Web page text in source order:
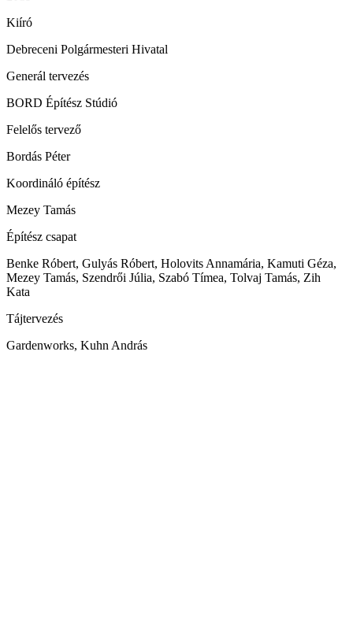
Kiíró
Debreceni Polgármesteri Hivatal
Generál tervezés
BORD Építész Stúdió
Felelős tervező
Bordás Péter
Koordináló építész
Mezey Tamás
Építész csapat
Benke Róbert, Gulyás Róbert, Holovits Annamária, Kamuti Géza,
Mezey Tamás, Szendrői Júlia, Szabó Tímea, Tolvaj Tamás, Zih
Kata
Tájtervezés
Gardenworks, Kuhn András